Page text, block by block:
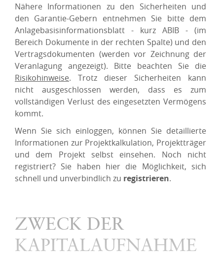
Nähere Informationen zu den Sicherheiten und
den Garantie-Gebern entnehmen Sie bitte dem
Anlagebasisinformationsblatt - kurz ABIB - (im
Bereich Dokumente in der rechten Spalte) und den
Vertragsdokumenten (werden vor Zeichnung der
Veranlagung angezeigt). Bitte beachten Sie die
Risikohinweise. Trotz dieser Sicherheiten kann
nicht ausgeschlossen werden, dass es zum
vollständigen Verlust des eingesetzten Vermögens
kommt.
Wenn Sie sich einloggen, können Sie detaillierte
Informationen zur Projektkalkulation, Projektträger
und dem Projekt selbst einsehen. Noch nicht
registriert? Sie haben hier die Möglichkeit, sich
schnell und unverbindlich zu registrieren.
ZWECK DER
KAPITALAUFNAHME